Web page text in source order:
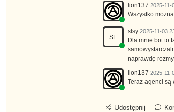
lion137 2025-11-
Wszystko
SL
slsy 2025-11-03
Dla mnie bot to
naprawdę
lion137 2025-11-
Teraz agenci są
Udostępnij